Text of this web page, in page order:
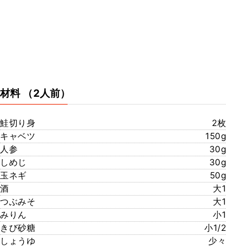
材料 （2人前）
鮭切り身
2枚
キャベツ
150g
人参
30g
しめじ
30g
玉ネギ
50g
酒
大1
つぶみそ
大1
みりん
小1
きび砂糖
小1/2
しょうゆ
少々